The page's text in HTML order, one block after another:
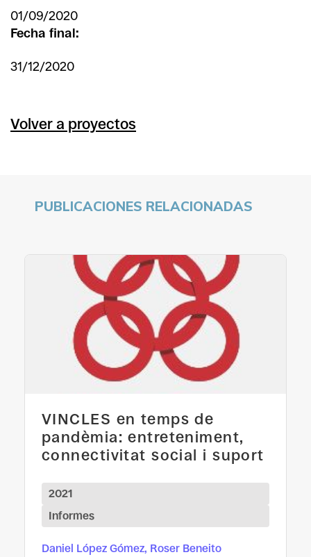
01/09/2020
Fecha final:
31/12/2020
Volver a proyectos
PUBLICACIONES RELACIONADAS
VINCLES en temps de
pandèmia: entreteniment,
connectivitat social i suport
2021
Informes
Daniel López Gómez, Roser Beneito